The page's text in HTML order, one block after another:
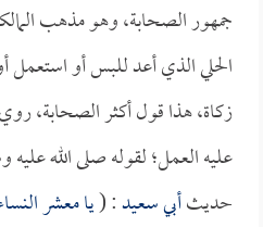
جمهور الصحابة، وهو مذهب
الحلي الذي أعد للبس أو استعمل
زكاة، هذا قول أكثر الصحابة،
عليه العمل؛ لقوله صلى الله
حديثأبي سعيد: (يا معشر